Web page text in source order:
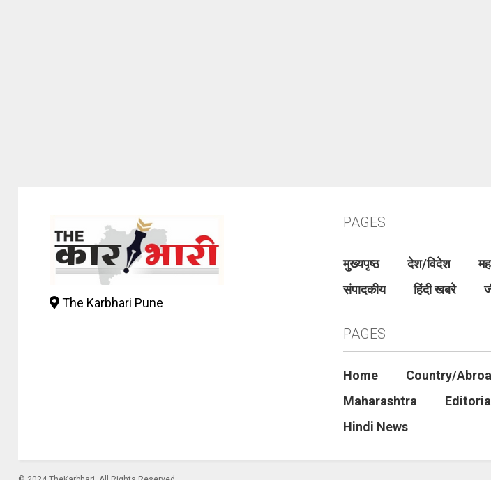
The Karbhari Pune
PAGES
मुख्यपृष्ठ देश/विदेश
संपादकीय
हिंदी खबरे
PAGES
Home
Country/
Maharashtra
Editorial
Hindi News